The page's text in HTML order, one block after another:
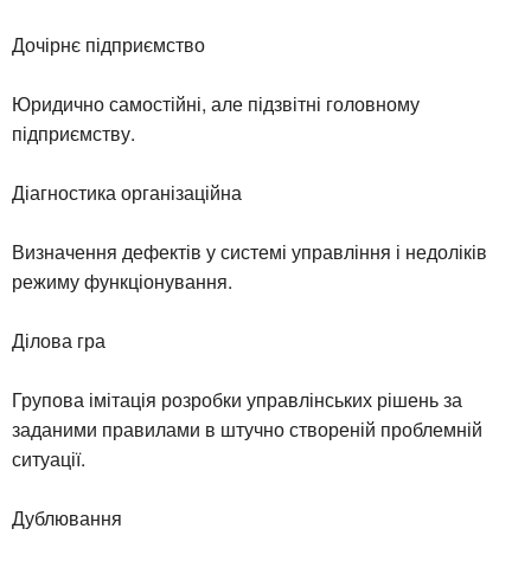
Дочірнє підприємство
Юридично самостійні, але підзвітні головному
підприємству.
Діагностика організаційна
Визначення дефектів у системі управління і недоліків
режиму функціонування.
Ділова гра
Групова імітація розробки управлінських рішень за
заданими правилами в штучно створеній проблемній
ситуації.
Дублювання